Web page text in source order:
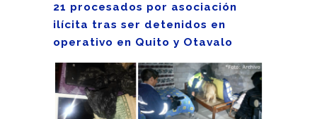
21 procesados por asociación
ilícita tras ser detenidos en
operativo en Quito y Otavalo